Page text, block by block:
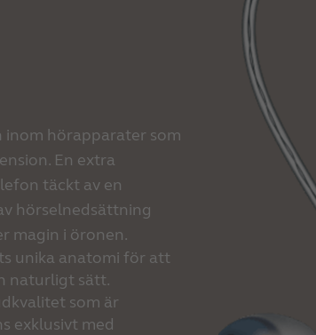
inom hörapparater som
En extra
täckt av en
hörselnedsättning
magin i öronen.
unika anatomi för att
naturligt sätt.
som är
exklusivt med